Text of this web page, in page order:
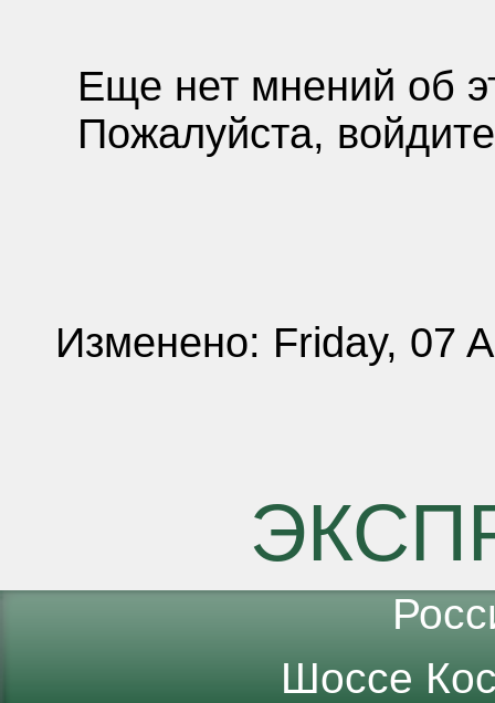
Еще нет мнений об
Пожалуйста,
Изменено: Friday, 07
Шоссе